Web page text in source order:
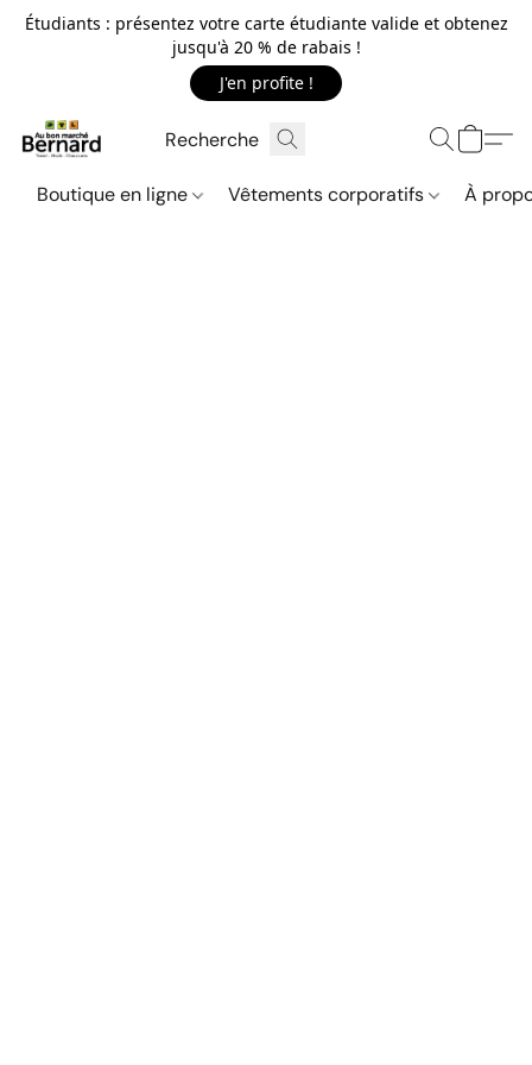
Étudiants : présentez votre carte étudiante valide et obtenez
jusqu'à 20 % de rabais !
J'en profite !
Boutique en ligne Vêtements corporatifs À